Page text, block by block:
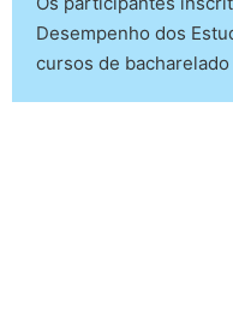
Desempenho dos
cursos de